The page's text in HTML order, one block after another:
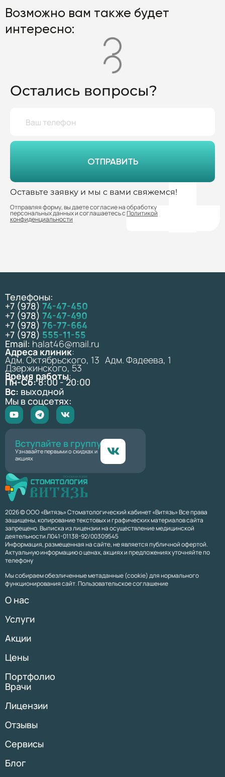
Возможно вам также будет
интересно:
Остались вопросы?
ОТПРАВИТЬ
Оставьте заявку и мы с вами свяжемся!
Отправляя форму, вы даете согласие на обработку
персональных данных и соглашаетесь сПолитикой
конфиденциальности
2026 © ООО «Витязь» Стоматологический кабинет «Витязь» Все права
защищены, копирование текстовых и графических материалов сайта
запрещено. Выписка из лицензии на осуществление медицинской
деятельности Л041-01138-92/00309545
Информация, размещенная на сайте, не является публичной офертой.
Актуальную информацию о ценах, акциях и предложениях уточняйте по
телефону
Мы собираем обезличенные метаданные (cookie) для нормального
функционирования сайт. Пользовательское соглашение
О нас
Услуги
Акции
Цены
Портфолио
Врачи
Лицензии
Отзывы
Сервисы
Блог
Телефоны:
+7 (978) 74-47-450
+7 (978) 74-47-490
+7 (978) 76-77-664
+7 (978) 555-11-55
Email: halat46@mail.ru
Адреса клиник:
Адм. Октябрьского, 13 Адм. Фадеева, 1
Дзержинского, 53
Время работы:
Пн-Сб:8:00 - 20:00
Вс: выходной
Мы в соцсетях:
Вступайте в группу
Узнавайте первыми о скидках и
акциях